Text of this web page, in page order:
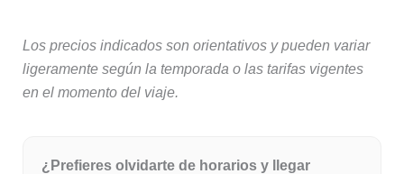
Los precios indicados son orientativos y pueden variar
ligeramente según la temporada o las tarifas vigentes
en el momento del viaje.
¿Prefieres olvidarte de horarios y llegar